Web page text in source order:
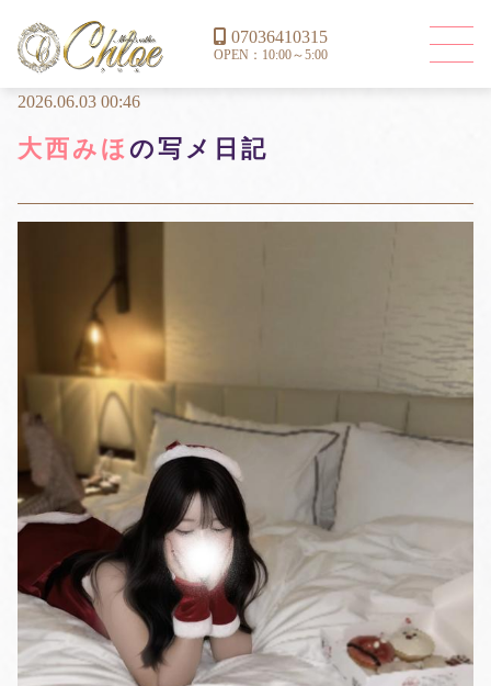
07036410315
OPEN：10:00～5:00
2026.06.03 00:46
大西みほ の写メ日記